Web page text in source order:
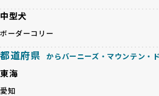
り、より高い基準をクリアしたブリ
ます。
その結果、合格率10%未満という厳
良ブリーダーのみが登録されていま
BreederFamiliesでは、法令に準拠
ゃんを家族のように愛するという理
のみを厳選しています。これにより
殖を徹底しているのです。
一方、営利優先ブリーダーは流行や
が多く見受けられます。場合によっ
等体格の異なるリスクの高い交配を
中型犬
ボーダーコリー
都道府県 からバーニーズ・マウンテン・
東海
愛知